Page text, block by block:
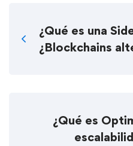
¿Qué es una
¿Blockchains
¿Qué es